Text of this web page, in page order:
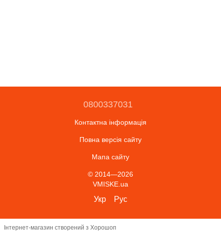
0800337031
Контактна інформація
Повна версія сайту
Мапа сайту
© 2014—2026
VMISKE.ua
Укр Рус
Інтернет-магазин створений з Хорошоп